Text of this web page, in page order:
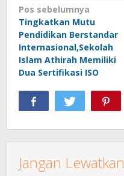
Navigasi
pos
Pos sebelumnya
Tingkatkan Mutu
Pendidikan Berstandar
Internasional,Sekolah
Islam Athirah Memiliki
Dua Sertifikasi ISO
Jangan Lewatkan